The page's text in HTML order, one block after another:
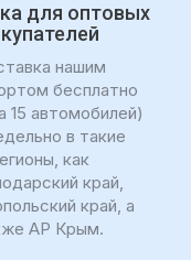
для оптовых
нашим
бесплатно
15 автомобилей)
в такие
как
край,
край, а
АР Крым.